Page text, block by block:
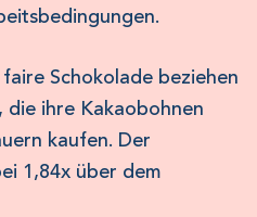
Schokolade beziehen
, die ihre Kakaobohnen
kaufen. Der
1,84x über dem